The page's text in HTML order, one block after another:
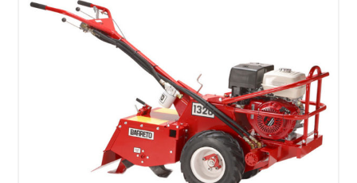
SÉLECTIONNEZ LES DATES
VOIR LE PRODUIT